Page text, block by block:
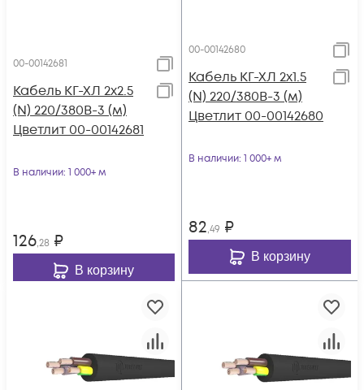
00-00142681
Кабель КГ-ХЛ 2х2.5
(N) 220/380В-3 (м)
Цветлит 00-00142681
В наличии: 1 000+ м
126,28 ₽
В корзину
00-00142680
Кабель КГ-ХЛ 2х1.5
(N) 220/380В-3 (м)
Цветлит 00-00142680
В наличии: 1 000+ м
82,49 ₽
В корзину